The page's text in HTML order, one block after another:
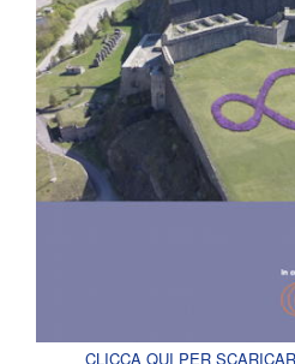
CLICCA QUI PER